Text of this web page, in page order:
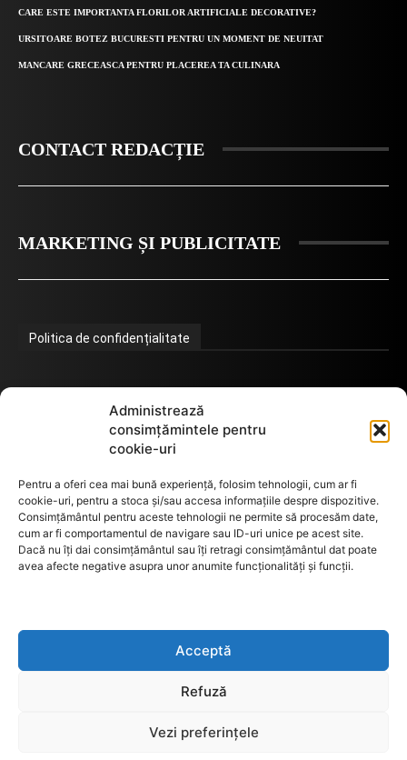
Administrează
consimțămintele pentru
cookie-uri
Pentru a oferi cea mai bună experiență, folosim tehnologii, cum ar fi
cookie-uri, pentru a stoca și/sau accesa informațiile despre dispozitive.
Consimțământul pentru aceste tehnologii ne permite să procesăm date,
cum ar fi comportamentul de navigare sau ID-uri unice pe acest site.
Dacă nu îți dai consimțământul sau îți retragi consimțământul dat poate
avea afecte negative asupra unor anumite funcționalități și funcții.
Acceptă
Refuză
Vezi preferințele
CARE ESTE IMPORTANTA FLORILOR ARTIFICIALE DECORATIVE?
URSITOARE BOTEZ BUCURESTI PENTRU UN MOMENT DE NEUITAT
MANCARE GRECEASCA PENTRU PLACEREA TA CULINARA
CONTACT REDACȚIE
MARKETING ȘI PUBLICITATE
Politica de confidențialitate
Termeni de utilizare
GDPR
Anunturi de licitații